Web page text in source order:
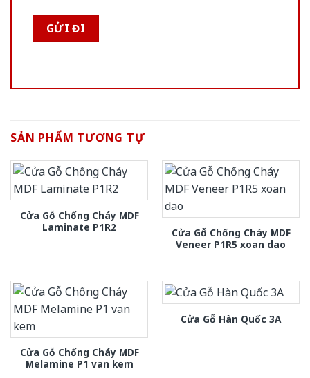
SẢN PHẨM TƯƠNG TỰ
Cửa Gỗ Chống Cháy MDF
Laminate P1R2
Cửa Gỗ Chống Cháy MDF
Veneer P1R5 xoan dao
Cửa Gỗ Chống Cháy MDF
Melamine P1 van kem
Cửa Gỗ Hàn Quốc 3A